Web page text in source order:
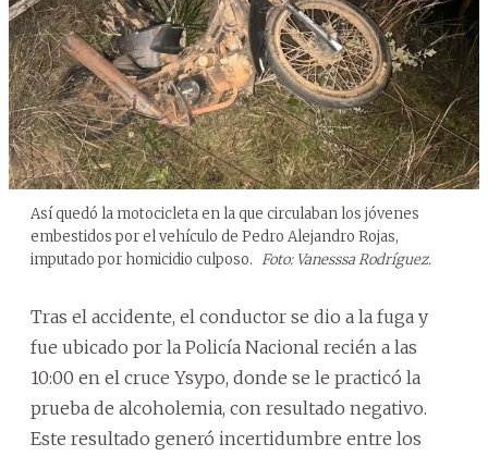
Así quedó la motocicleta en la que circulaban los jóvenes
embestidos por el vehículo de Pedro Alejandro Rojas,
imputado por homicidio culposo. Foto: Vanesssa Rodríguez.
Tras el accidente, el conductor se dio a la fuga y
fue ubicado por la Policía Nacional recién a las
10:00 en el cruce Ysypo, donde se le practicó la
prueba de alcoholemia, con resultado negativo.
Este resultado generó incertidumbre entre los